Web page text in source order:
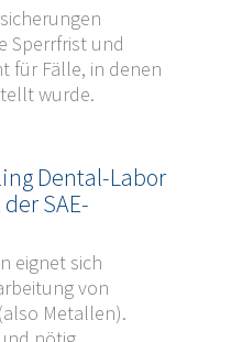
Sperrfrist und
für Fälle, in denen
wurde.
Dental-Labor
SAE-
eignet sich
von
Metallen).